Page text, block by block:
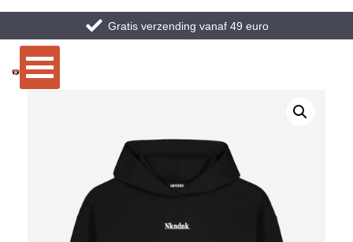
Gratis verzending vanaf 49 euro